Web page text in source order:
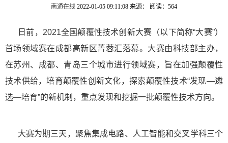
南通在线 2022-01-05 09:11:08 来源： 阅读：564
日前，2021全国颠覆性技术创新大赛（以下简称“大赛”）
首场领域赛在成都高新区菁蓉汇落幕。大赛由科技部主办，
在苏州、成都、青岛三个城市进行领域赛，旨在加强颠覆性
技术供给，培育颠覆性创新文化，探索颠覆性技术“发现—遴
选—培育”的新机制，重点发现和挖掘一批颠覆性技术方向。
大赛为期三天，聚焦集成电路、人工智能和交叉学科三个